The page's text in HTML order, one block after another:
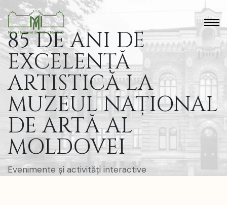
85 DE ANI DE
EXCELENȚĂ
ARTISTICĂ LA
MUZEUL NAȚIONAL
DE ARTĂ AL
MOLDOVEI
Evenimente și activități interactive